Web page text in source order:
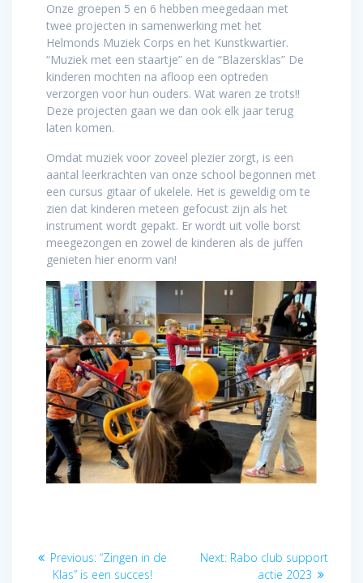
Onze groepen 5 en 6 hebben meegedaan met
twee projecten in samenwerking met het
Helmonds Muziek Corps en het Kunstkwartier.
“Muziek met een staartje” en de “Blazersklas” De
kinderen mochten na afloop een optreden
verzorgen voor hun ouders. Wat waren ze trots!!
Deze projecten gaan we dan ook elk jaar terug
laten komen.
Omdat muziek voor zoveel plezier zorgt, is een
aantal leerkrachten van onze school begonnen met
een cursus gitaar of ukelele. Het is geweldig om te
zien dat kinderen meteen gefocust zijn als het
instrument wordt gepakt. Er wordt uit volle borst
meegezongen en zowel de kinderen als de juffen
genieten hier enorm van!
PostPrevious: Previous
post:
“Zingen in de
Klas” is een succes!
Next: Next
Rabo club support
actie 2023